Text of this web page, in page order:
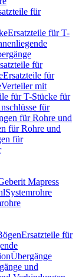
für
Ersatzteile für T-
für
Ersatzteile für
Verteiler mit
für T-Stücke für
für
für Rohre und
für Rohre und
für
Mapress
Systemrohre
Ersatzteile für
Übergänge
und